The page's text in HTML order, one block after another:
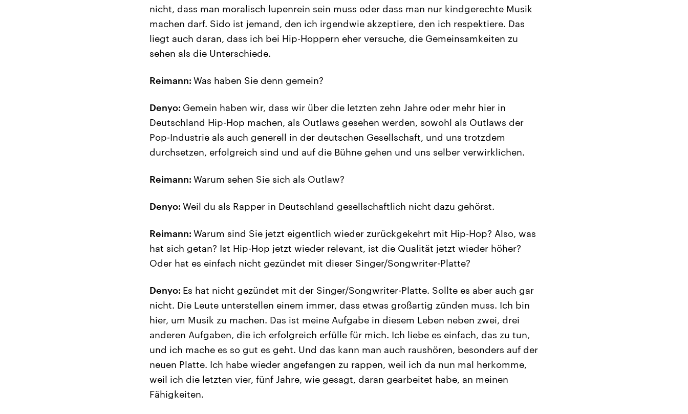
nicht, dass man moralisch lupenrein sein muss oder dass man nur kindgerechte Musik
machen darf. Sido ist jemand, den ich irgendwie akzeptiere, den ich respektiere. Das
liegt auch daran, dass ich bei Hip-Hoppern eher versuche, die Gemeinsamkeiten zu
sehen als die Unterschiede.
Reimann: Was haben Sie denn gemein?
Denyo: Gemein haben wir, dass wir über die letzten zehn Jahre oder mehr hier in
Deutschland Hip-Hop machen, als Outlaws gesehen werden, sowohl als Outlaws der
Pop-Industrie als auch generell in der deutschen Gesellschaft, und uns trotzdem
durchsetzen, erfolgreich sind und auf die Bühne gehen und uns selber verwirklichen.
Reimann: Warum sehen Sie sich als Outlaw?
Denyo: Weil du als Rapper in Deutschland gesellschaftlich nicht dazu gehörst.
Reimann: Warum sind Sie jetzt eigentlich wieder zurückgekehrt mit Hip-Hop? Also, was
hat sich getan? Ist Hip-Hop jetzt wieder relevant, ist die Qualität jetzt wieder höher?
Oder hat es einfach nicht gezündet mit dieser Singer/Songwriter-Platte?
Denyo: Es hat nicht gezündet mit der Singer/Songwriter-Platte. Sollte es aber auch gar
nicht. Die Leute unterstellen einem immer, dass etwas großartig zünden muss. Ich bin
hier, um Musik zu machen. Das ist meine Aufgabe in diesem Leben neben zwei, drei
anderen Aufgaben, die ich erfolgreich erfülle für mich. Ich liebe es einfach, das zu tun,
und ich mache es so gut es geht. Und das kann man auch raushören, besonders auf der
neuen Platte. Ich habe wieder angefangen zu rappen, weil ich da nun mal herkomme,
weil ich die letzten vier, fünf Jahre, wie gesagt, daran gearbeitet habe, an meinen
Fähigkeiten.